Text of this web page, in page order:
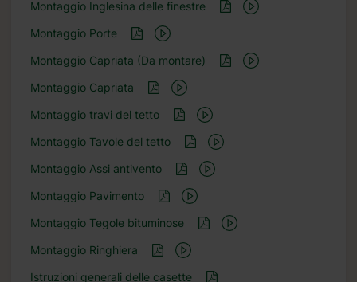
Montaggio Inglesina delle finestre
Montaggio Porte
Montaggio Capriata (Da montare)
Montaggio Capriata
Montaggio travi del tetto
Montaggio Tavole del tetto
Montaggio Assi antivento
Montaggio Pavimento
Montaggio Tegole bituminose
Montaggio Ringhiera
Istruzioni generali delle casette